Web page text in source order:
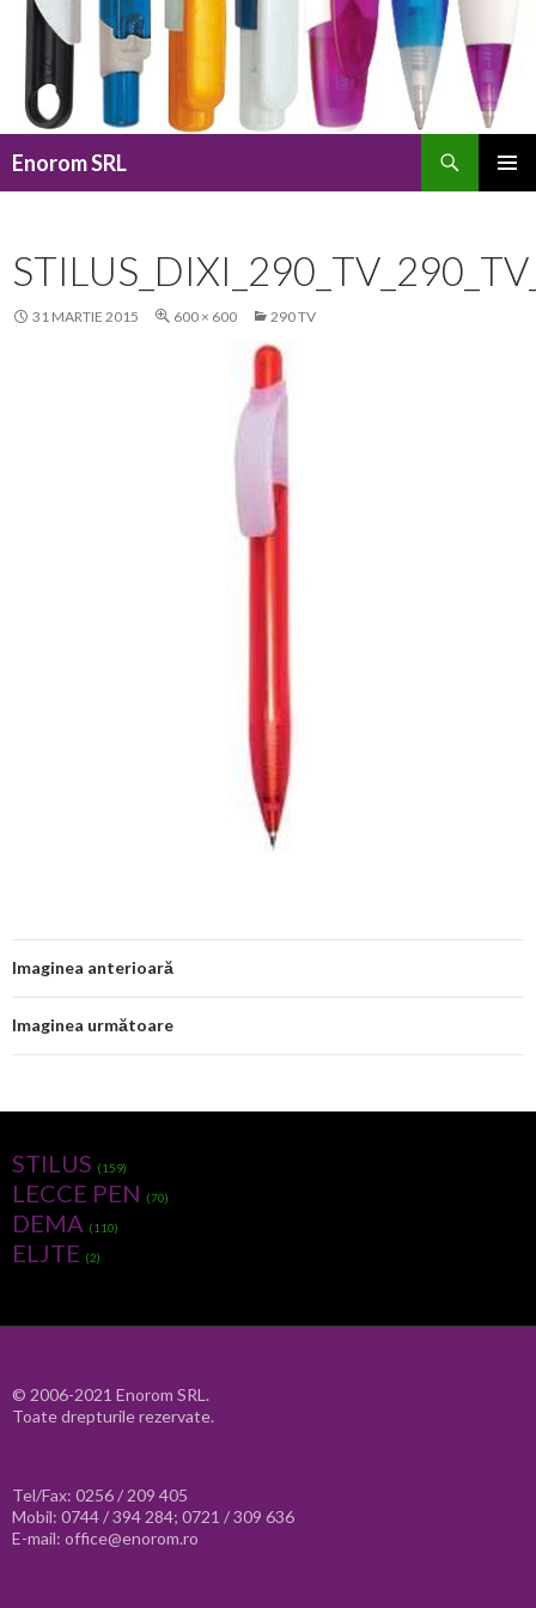
Enorom SRL
31 MARTIE 2015 600 × 600 290 TV
Imaginea anterioară
Imaginea următoare
STILUS (159)
LECCE PEN (70)
DEMA (110)
ELJTE (2)
© 2006-2021 Enorom SRL.
Toate drepturile rezervate.
Tel/Fax: 0256 / 209 405
Mobil: 0744 / 394 284; 0721 / 309 636
E-mail: office@enorom.ro